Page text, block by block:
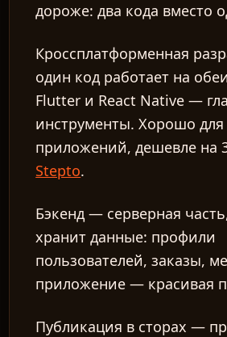
дороже: два кода вместо
Кроссплатформенная
один код работает на
Flutter и React Native —
инструменты. Хорошо для
приложений, дешевле на
Stepto.
Бэкенд — серверная
хранит данные: профили
пользователей, заказы,
приложение — красивая
Публикация в сторах —